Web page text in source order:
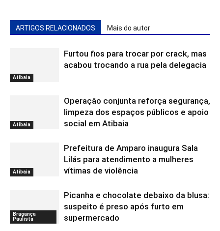
ARTIGOS RELACIONADOS Mais do autor
Atibaia
Furtou fios para trocar por crack, mas
acabou trocando a rua pela delegacia
Atibaia
Operação conjunta reforça segurança,
limpeza dos espaços públicos e apoio
social em Atibaia
Atibaia
Prefeitura de Amparo inaugura Sala
Lilás para atendimento a mulheres
vítimas de violência
Bragança
Paulista
Picanha e chocolate debaixo da blusa:
suspeito é preso após furto em
supermercado